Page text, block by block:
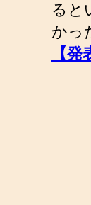
ると
かっ
【